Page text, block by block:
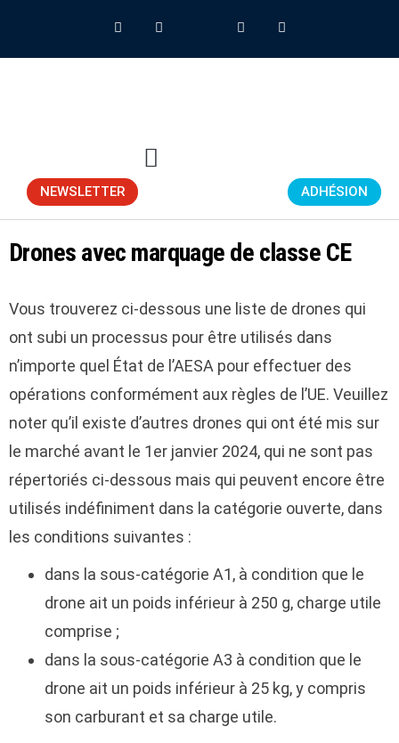
NEWSLETTER ADHÉSION
Drones avec marquage de classe CE
Vous trouverez ci-dessous une liste de drones qui
ont subi un processus pour être utilisés dans
n’importe quel État de l’AESA pour effectuer des
opérations conformément aux règles de l’UE. Veuillez
noter qu’il existe d’autres drones qui ont été mis sur
le marché avant le 1er janvier 2024, qui ne sont pas
répertoriés ci-dessous mais qui peuvent encore être
utilisés indéfiniment dans la catégorie ouverte, dans
les conditions suivantes :
dans la sous-catégorie A1, à condition que le
drone ait un poids inférieur à 250 g, charge utile
comprise ;
dans la sous-catégorie A3 à condition que le
drone ait un poids inférieur à 25 kg, y compris
son carburant et sa charge utile.